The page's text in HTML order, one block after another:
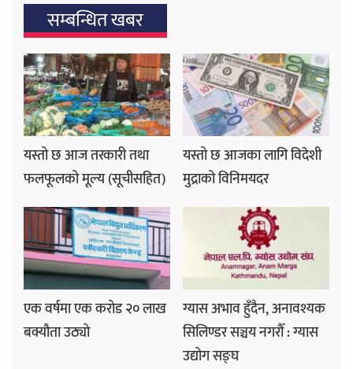
सम्बन्धित खबर
यस्तो छ आज तरकारी तथा
फलफूलको मूल्य (सूचीसहित)
यस्तो छ आजका लागि विदेशी
मुद्राको विनिमयदर
एक वर्षमा एक करोड २० लाख
बक्यौता उठ्यो
ग्यास अभाव हुँदैन, अनावश्यक
सिलिण्डर सञ्चय नगरौँ : ग्यास
उद्योग सङ्घ